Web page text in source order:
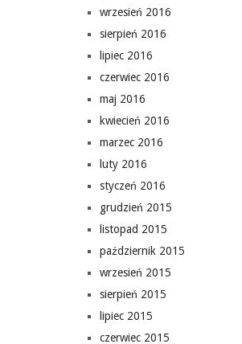
wrzesień 2016
sierpień 2016
lipiec 2016
czerwiec 2016
maj 2016
kwiecień 2016
marzec 2016
luty 2016
styczeń 2016
grudzień 2015
listopad 2015
październik 2015
wrzesień 2015
sierpień 2015
lipiec 2015
czerwiec 2015